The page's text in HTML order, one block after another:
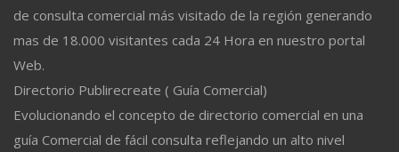
de consulta comercial más visitado de la región generando
mas de 18.000 visitantes cada 24 Hora en nuestro portal
Web.
Directorio Publirecreate ( Guía Comercial)
Evolucionando el concepto de directorio comercial en una
guía Comercial de fácil consulta reflejando un alto nivel